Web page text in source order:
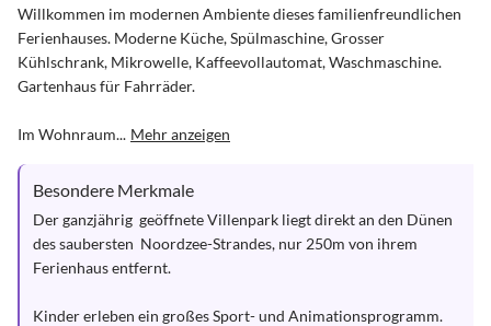
Willkommen im modernen Ambiente dieses familienfreundlichen
Ferienhauses. Moderne Küche, Spülmaschine, Grosser
Kühlschrank, Mikrowelle, Kaffeevollautomat, Waschmaschine.
Gartenhaus für Fahrräder.
Im Wohnraum... Mehr anzeigen
Besondere Merkmale
Der ganzjährig  geöffnete Villenpark liegt direkt an den Dünen
des saubersten  Noordzee-Strandes, nur 250m von ihrem
Ferienhaus entfernt.
Kinder erleben ein großes Sport- und Animationsprogramm.